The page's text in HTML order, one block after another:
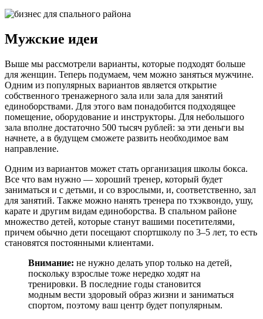
Мужские идеи
Выше мы рассмотрели варианты, которые подходят больше
для женщин. Теперь подумаем, чем можно заняться мужчине.
Одним из популярных вариантов является открытие
собственного тренажерного зала или зала для занятий
единоборствами. Для этого вам понадобится подходящее
помещение, оборудование и инструкторы. Для небольшого
зала вполне достаточно 500 тысяч рублей: за эти деньги вы
начнете, а в будущем сможете развить необходимое вам
направление.
Одним из вариантов может стать организация школы бокса.
Все что вам нужно — хороший тренер, который будет
заниматься и с детьми, и со взрослыми, и, соответственно, зал
для занятий. Также можно нанять тренера по тхэквондо, ушу,
карате и другим видам единоборства. В спальном районе
множество детей, которые станут вашими посетителями,
причем обычно дети посещают спортшколу по 3–5 лет, то есть
становятся постоянными клиентами.
Внимание: не нужно делать упор только на детей,
поскольку взрослые тоже нередко ходят на
тренировки. В последние годы становится
модным вести здоровый образ жизни и заниматься
спортом, поэтому ваш центр будет популярным.